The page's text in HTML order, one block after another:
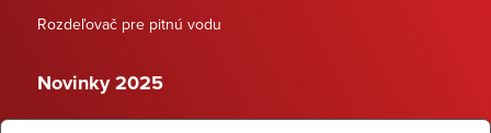
Rozdeľovač pre pitnú vodu
Novinky 2025